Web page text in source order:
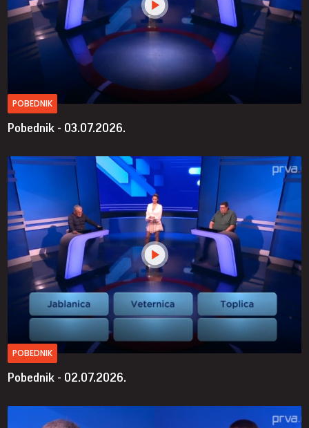
POBEDNIK
Pobednik - 03.07.2026.
POBEDNIK
Pobednik - 02.07.2026.